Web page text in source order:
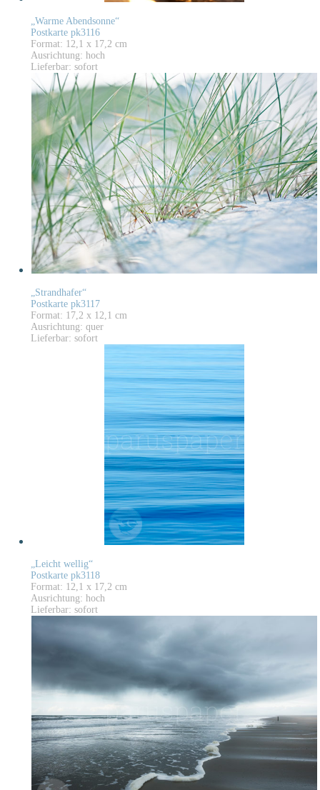
„Warme Abendsonne“
Postkarte pk3116
Format: 12,1 x 17,2 cm
Ausrichtung: hoch
Lieferbar: sofort
„Strandhafer“
Postkarte pk3117
Format: 17,2 x 12,1 cm
Ausrichtung: quer
Lieferbar: sofort
„Leicht wellig“
Postkarte pk3118
Format: 12,1 x 17,2 cm
Ausrichtung: hoch
Lieferbar: sofort